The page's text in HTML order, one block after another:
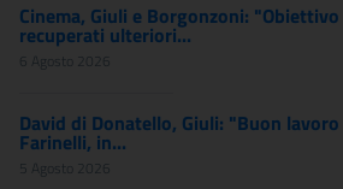
Cinema, Giuli e Borgonzoni:
recuperati ulteriori...
6 Agosto 2026
David di Donatello, Giuli: "Buon
Farinelli, in...
5 Agosto 2026